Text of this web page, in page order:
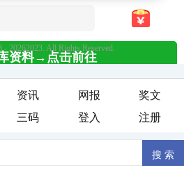
资讯 网报
奖文
三码 登入 注册